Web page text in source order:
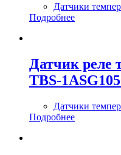
Датчики
Подробнее
Датчик реле
TBS-
Датчики
Подробнее